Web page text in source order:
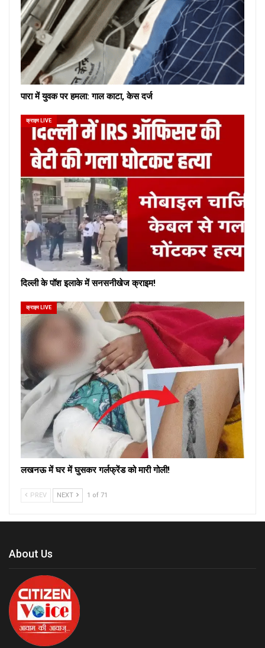
पारा में युवक पर हमला: गाल काटा, केस दर्ज
क्राइम LIVE
दिल्ली के पॉश इलाके में सनसनीखेज क्राइम!
क्राइम LIVE
लखनऊ में घर में घुसकर गर्लफ्रेंड को मारी गोली!
PREV NEXT 1 of 71
About Us